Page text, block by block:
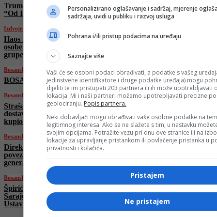
Trump brutalnom porukom podigao tenzije:
“Od Irana neće ostati ništa”
Izdvojeno
Haos na protestima u Londonu: Uhapšene 43
osobe, policija razdvajala dvije suprotstavljene
grupe
Bosanski vjestnik
BOSANSKI VJESTNIK – 17. 5. 2026.
Bosanski vjestnik
Strašan ZLOČIN u Hrvatskoj: Ubio
dostavljača pizze, pa se dao u bijeg! Unaprijed
kupio zalihe hrane!
Bosanski vjestnik
Direktor AAFS pisao Nikšiću: “NISMO
povezani s Dodikom, niti mojim bratom
generalom Flynnom!”
Bosanski vjestnik
Špirić pozvao na „triježnjenje političkog
Sarajeva“: Trebaju otići i strane sudije
Ustavnog suda BiH!
Personalizirano oglašavanje i sadržaj, mjerenje
sadržaja, uvidi u publiku i razvoj usluga
Pohrana i/ili pristup podacima na uređaju
Saznajte više
Vaši će se osobni podaci obrađivati, a podatke s vašeg
jedinstvene identifikatore i druge podatke uređaja) mogu
dijeliti te im pristupati 203 partnera ili ih može upotrebljavati
lokacija. Mi i naši partneri možemo upotrebljavati precizne
geolociranju. Popis partnera.
Neki dobavljači mogu obrađivati vaše osobne podatke na
legitimnog interesa. Ako se ne slažete s tim, u nastavku
svojim opcijama. Potražite vezu pri dnu ove stranice ili na
lokacije za upravljanje pristankom ili povlačenje pristanka u
privatnosti i kolačića.
Pristajem
Ne pristajem